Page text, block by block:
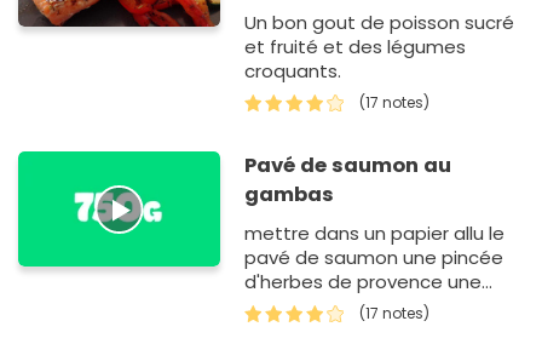
Un bon gout de poisson sucré
et fruité et des légumes
croquants.
(17 notes)
Pavé de saumon au
gambas
mettre dans un papier allu le
pavé de saumon une pincée
d'herbes de provence une
tranche de citron posé 2
gambas entier sur le tout
(17 notes)